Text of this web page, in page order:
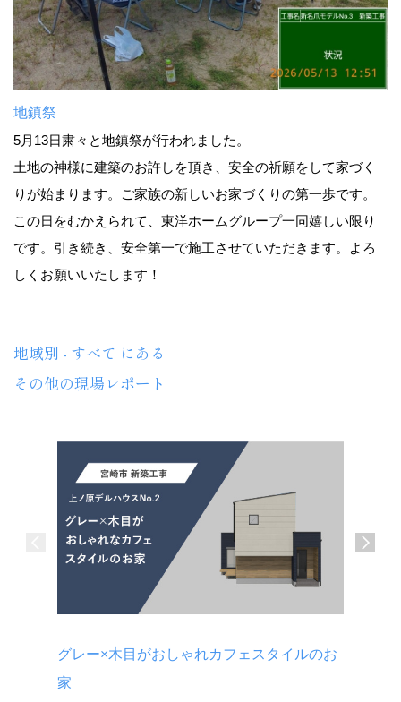
地鎮祭
5月13日粛々と地鎮祭が行われました。
土地の神様に建築のお許しを頂き、安全の祈願をして家づく
りが始まります。ご家族の新しいお家づくりの第一歩です。
この日をむかえられて、東洋ホームグループ一同嬉しい限り
です。引き続き、安全第一で施工させていただきます。よろ
しくお願いいたします！
地域別 - すべて にある
その他の現場レポート
グレー×木目がおしゃれカフェスタイルのお
家